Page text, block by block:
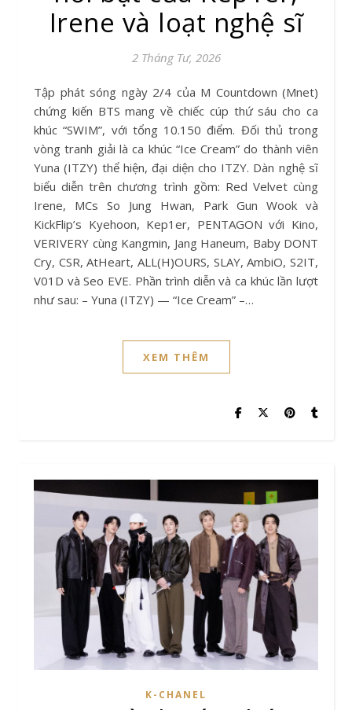
Irene và loạt nghệ sĩ
2 Tháng Tư, 2026
Tập phát sóng ngày 2/4 của M Countdown (Mnet)
chứng kiến BTS mang về chiếc cúp thứ sáu cho ca
khúc “SWIM”, với tổng 10.150 điểm. Đối thủ trong
vòng tranh giải là ca khúc “Ice Cream” do thành viên
Yuna (ITZY) thể hiện, đại diện cho ITZY. Dàn nghệ sĩ
biểu diễn trên chương trình gồm: Red Velvet cùng
Irene, MCs So Jung Hwan, Park Gun Wook và
KickFlip’s Kyehoon, Kep1er, PENTAGON với Kino,
VERIVERY cùng Kangmin, Jang Haneum, Baby DONT
Cry, CSR, AtHeart, ALL(H)OURS, SLAY, AmbiO, S2IT,
V01D và Seo EVE. Phần trình diễn và ca khúc lần lượt
như sau: – Yuna (ITZY) — “Ice Cream” –…
XEM THÊM
K-CHANEL